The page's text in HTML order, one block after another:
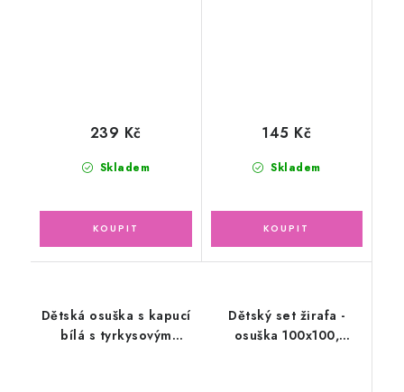
Skladem
239 Kč
Skladem
145 Kč
Dětská osuška s kapucí
bílá s tyrkysovým
Dětský set žirafa -
osuška 100x100,